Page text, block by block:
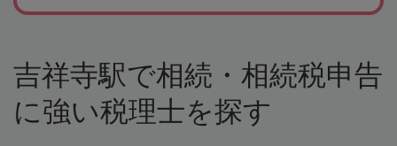
吉祥寺駅で相続・相続税申告
に強い税理士を探す